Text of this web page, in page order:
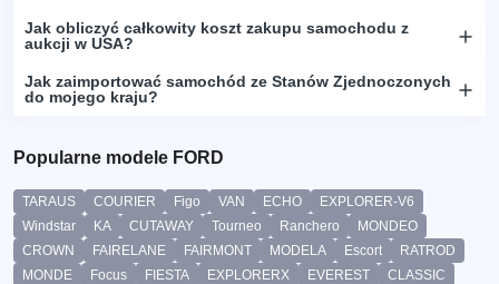
Jak obliczyć całkowity koszt zakupu samochodu z
aukcji w USA?
Jak zaimportować samochód ze Stanów Zjednoczonych
do mojego kraju?
Popularne modele FORD
TARAUS COURIER Figo VAN ECHO
EXPLORER-V6
Windstar
KA CUTAWAY Tourneo Ranchero
MONDEO
CROWN
FAIRELANE FAIRMONT MODELA Escort
RATROD
MONDE
Focus FIESTA EXPLORERX EVEREST
CLASSIC